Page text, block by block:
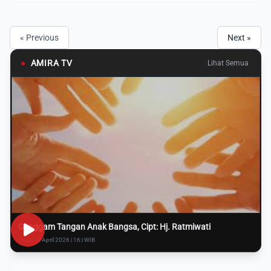
« Previous Next »
● AMIRA TV Lihat Semua
Genggam Tangan Anak Bangsa, Cipt: Hj. Ratmiwati
Rabu, 8 April 2026 | 16:i WIB